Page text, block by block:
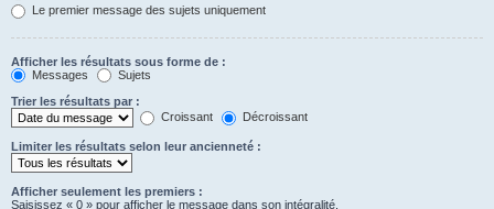
Le premier message des sujets uniquement
Afficher les résultats sous forme de :
Messages
Sujets
Trier les résultats par :
Croissant
Décroissant
Limiter les résultats selon leur ancienneté :
Afficher seulement les premiers :
Saisissez « 0 » pour afficher le message dans son intégralité.